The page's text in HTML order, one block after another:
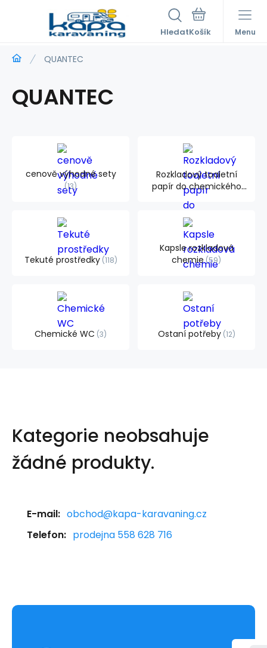
Hledat Menu
QUANTEC
QUANTEC
cenově výhodné sety
13
Rozkladový toaletní
papír do chemického
WC
Tekuté prostředky 118
Kapsle rozkladová
chemie 59
Chemické WC 3 Ostaní potřeby 12
Kategorie neobsahuje
žádné produkty.
E-mail: obchod@kapa-karavaning.cz
Telefon: prodejna 558 628 716